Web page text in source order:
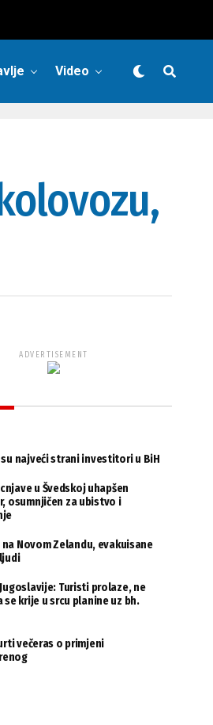
Video
ADVERTISEMENT
najveći strani investitori u BiH
u Švedskoj uhapšen
osumnjičen za ubistvo i
Novom Zelandu, evakuisane
Turisti prolaze, ne
se krije u srcu planine uz bh.
večeras o primjeni